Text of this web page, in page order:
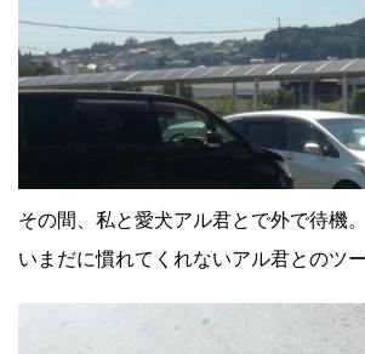
その間、私と愛犬アル君とで外で待機。
いまだに慣れてくれないアル君とのツー